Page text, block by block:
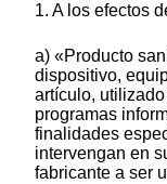
1. A los efectos
a) «Producto
dispositivo,
artículo,
programas
finalidades
intervengan en
fabricante a ser